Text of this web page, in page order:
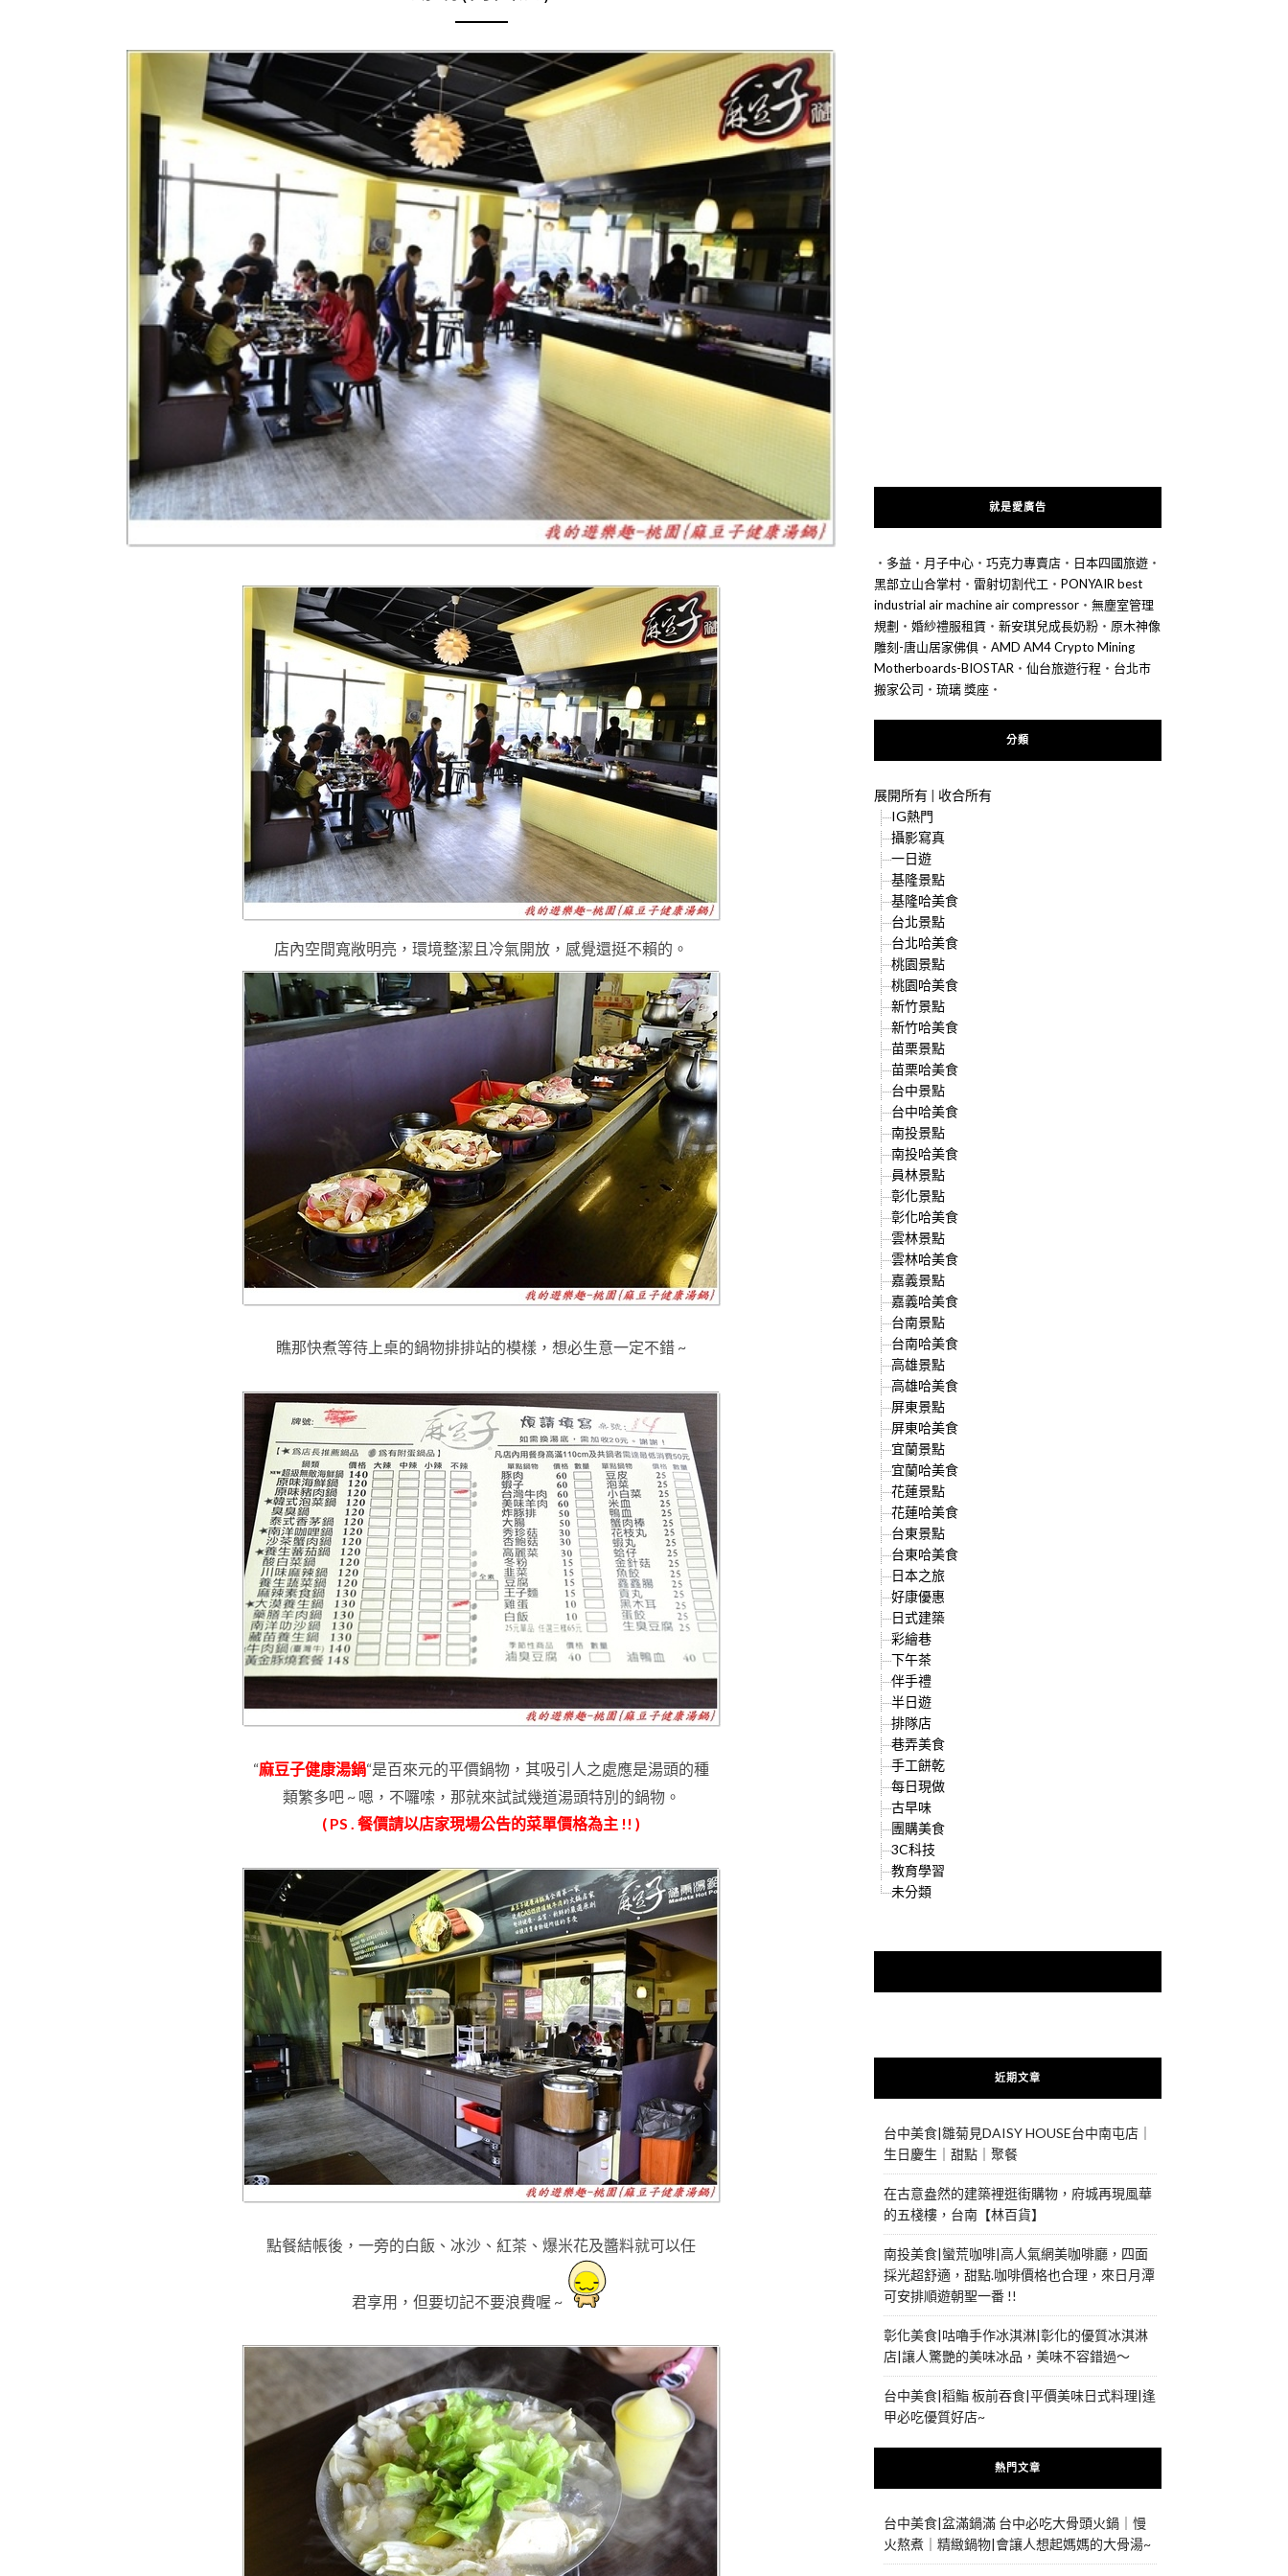
店內空間寬敞明亮 ，環境整潔且 冷氣開放，感覺還挺不賴的 。
瞧那快煮等待上桌的鍋物排排站的模樣，想必生意一定不錯 ~
“麻豆子健康湯鍋“是百來元的平價鍋物 ， 其吸引人之處應是湯頭的種
類繁多吧 ~ 嗯 ，不囉嗦 ，那就來試試幾道湯頭特別的鍋物。
( PS . 餐價請以店家現場公告的菜單價格為主 !! )
點餐結帳後，一旁的白飯 、冰沙 、紅茶 、爆米花及醬料就可以任
君享用 ，但要切記不要浪費喔 ~
就是愛廣告
‧ 多益 ‧ 月子中心 ‧ 巧克力專賣店 ‧ 日本四國旅遊 ‧
黑部立山合掌村 ‧ 雷射切割代工 ‧ PONYAIR best
industrial air machine air compressor ‧ 無塵室管理
規劃 ‧ 婚紗禮服租賃 ‧ 新安琪兒成長奶粉 ‧ 原木神像
雕刻-唐山居家佛俱 ‧ AMD AM4 Crypto Mining
Motherboards-BIOSTAR ‧ 仙台旅遊行程 ‧ 台北市
搬家公司 ‧ 琉璃 獎座 ‧
分類
展開所有 | 收合所有
IG熱門
攝影寫真
一日遊
基隆景點
基隆哈美食
台北景點
台北哈美食
桃園景點
桃園哈美食
新竹景點
新竹哈美食
苗栗景點
苗栗哈美食
台中景點
台中哈美食
南投景點
南投哈美食
員林景點
彰化景點
彰化哈美食
雲林景點
雲林哈美食
嘉義景點
嘉義哈美食
台南景點
台南哈美食
高雄景點
高雄哈美食
屏東景點
屏東哈美食
宜蘭景點
宜蘭哈美食
花蓮景點
花蓮哈美食
台東景點
台東哈美食
日本之旅
好康優惠
日式建築
彩繪巷
下午茶
伴手禮
半日遊
排隊店
巷弄美食
手工餅乾
每日現做
古早味
團購美食
3C科技
教育學習
未分類
近期文章
台中美食|雛菊見DAISY HOUSE台中南屯店｜
生日慶生｜甜點｜聚餐
在古意盎然的建築裡逛街購物，府城再現風華
的五棧樓，台南【林百貨】
南投美食|蠻荒咖啡|高人氣網美咖啡廳，四面
採光超舒適，甜點.咖啡價格也合理，來日月潭
可安排順遊朝聖一番 !!
彰化美食|咕嚕手作冰淇淋|彰化的優質冰淇淋
店|讓人驚艷的美味冰品，美味不容錯過～
台中美食|稻鮨 板前吞食|平價美味日式料理|逢
甲必吃優質好店~
熱門文章
台中美食|盆滿鍋滿 台中必吃大骨頭火鍋｜慢
火熬煮｜精緻鍋物|會讓人想起媽媽的大骨湯~